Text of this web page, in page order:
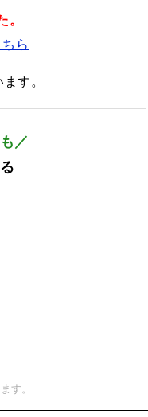
。
ら
す。
／
す。